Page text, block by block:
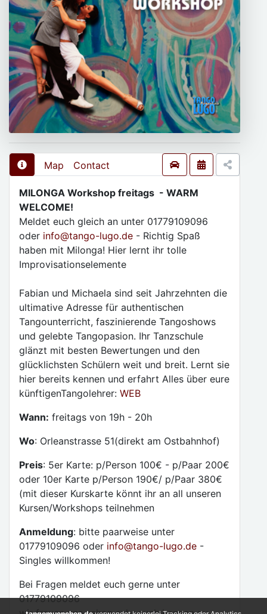
Map Contact
MILONGA Workshop freitags - WARM
WELCOME!
Meldet euch gleich an unter 01779109096
oder info@tango-lugo.de - Richtig Spaß
haben mit Milonga! Hier lernt ihr tolle
Improvisationselemente
Fabian und Michaela sind seit Jahrzehnten die
ultimative Adresse für authentischen
Tangounterricht, faszinierende Tangoshows
und gelebte Tangopasion. Ihr Tanzschule
glänzt mit besten Bewertungen und den
glücklichsten Schülern weit und breit. Lernt sie
hier bereits kennen und erfahrt Alles über eure
künftigenTangolehrer: WEB
Wann: freitags von 19h - 20h
Wo: Orleanstrasse 51(direkt am Ostbahnhof)
Preis: 5er Karte: p/Person 100€ - p/Paar 200€
oder 10er Karte p/Person 190€/ p/Paar 380€
(mit dieser Kurskarte könnt ihr an all unseren
Kursen/Workshops teilnehmen
Anmeldung: bitte paarweise unter
01779109096 oder info@tango-lugo.de -
Singles willkommen!
Bei Fragen meldet euch gerne unter
01779109096